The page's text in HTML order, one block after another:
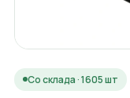
Со склада · 1605 шт